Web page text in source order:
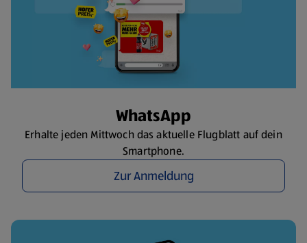
WhatsApp
Erhalte jeden Mittwoch das aktuelle Flugblatt auf dein
Smartphone.
Zur Anmeldung